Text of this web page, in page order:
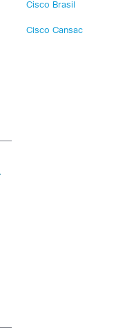
Cisco Brasil
Cisco Cansac